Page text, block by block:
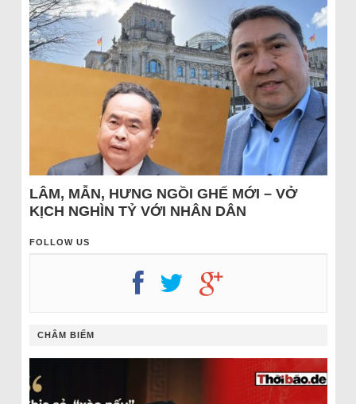
LÂM, MẪN, HƯNG NGỒI GHẾ MỚI – VỞ
KỊCH NGHÌN TỶ VỚI NHÂN DÂN
FOLLOW US
CHÂM BIẾM